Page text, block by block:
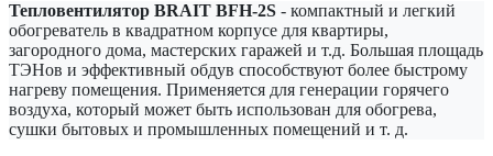
Тепловентилятор BRAIT BFH-2S - компактный и легкий
обогреватель в квадратном корпусе для квартиры,
загородного дома, мастерских гаражей и т.д. Большая площадь
ТЭНов и эффективный обдув способствуют более быстрому
нагреву помещения. Применяется для генерации горячего
воздуха, который может быть использован для обогрева,
сушки бытовых и промышленных помещений и т. д.